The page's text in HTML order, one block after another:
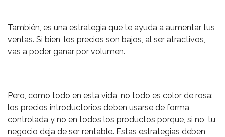
También, es una estrategia que te ayuda a aumentar tus
ventas. Si bien, los precios son bajos, al ser atractivos,
vas a poder ganar por volumen.
Pero, como todo en esta vida, no todo es color de rosa:
los precios introductorios deben usarse de forma
controlada y no en todos los productos porque, si no, tu
negocio deja de ser rentable. Estas estrategias deben